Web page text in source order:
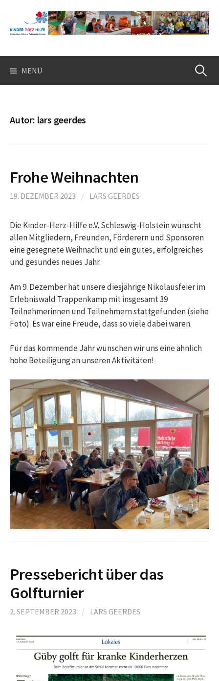
Inhalt
MENÜ Suchen
Autor: lars geerdes
Frohe Weihnachten
19. DEZEMBER 2023 / LARS GEERDES
Die Kinder-Herz-Hilfe e.V. Schleswig-Holstein wünscht
allen Mitgliedern, Freunden, Förderern und Sponsoren
eine gesegnete Weihnacht und ein gutes, erfolgreiches
und gesundes neues Jahr.
Am 9. Dezember hat unsere diesjährige Nikolausfeier im
Erlebniswald Trappenkamp mit insgesamt 39
Teilnehmerinnen und Teilnehmern stattgefunden (siehe
Foto). Es war eine Freude, dass so viele dabei waren.
Für das kommende Jahr wünschen wir uns eine ähnlich
hohe Beteiligung an unseren Aktivitäten!
Pressebericht über das
Golfturnier
2. SEPTEMBER 2023 / LARS GEERDES